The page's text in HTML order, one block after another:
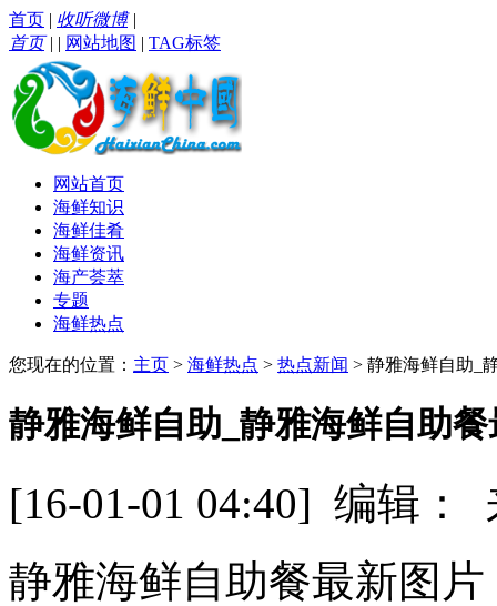
首页 | 收听微博|
首页| | 网站地图 | TAG标签
网站首页
海鲜知识
海鲜佳肴
海鲜资讯
海产荟萃
专题
海鲜热点
您现在的位置： 主页 > 海鲜热点 > 热点新闻 > 静雅海鲜自助_
静雅海鲜自助_静雅海鲜自助
[16-01-01 04:40] 编辑
静雅海鲜自助餐最新图片